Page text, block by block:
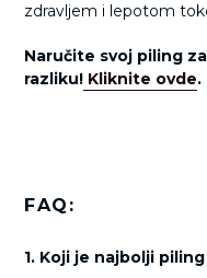
zdravljem i lepotom
Naručite svoj piling
razliku! Kliknite ovde.
FAQ:
1. Koji je najbolji